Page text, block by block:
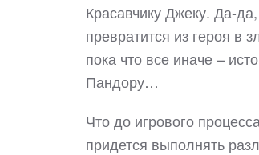
Красавчику Джеку. Да-
превратится из героя в
пока что все иначе –
Пандору…
Что до игрового
придется выполнять